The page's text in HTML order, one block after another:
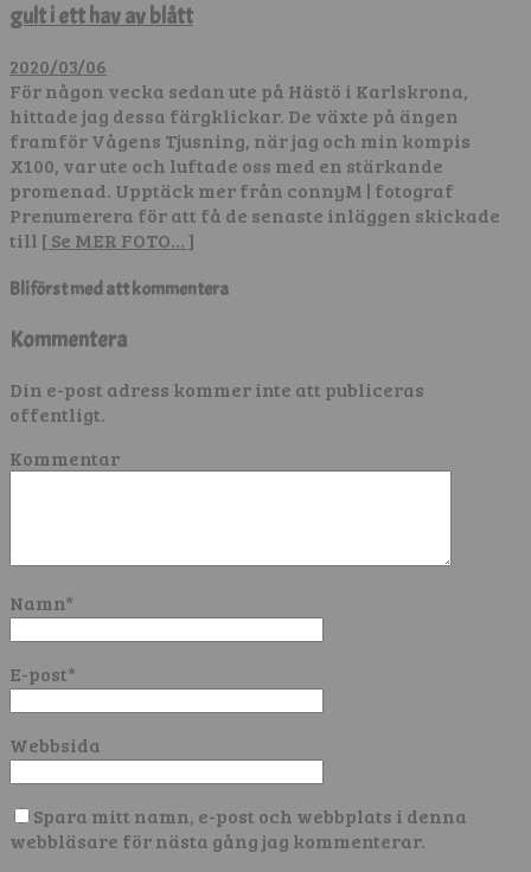
gult i ett hav av blått
2020/03/06
För någon vecka sedan ute på Hästö i Karlskrona,
hittade jag dessa färgklickar. De växte på ängen
framför Vågens Tjusning, när jag och min kompis
X100, var ute och luftade oss med en stärkande
promenad. Upptäck mer från connyM | fotograf
Prenumerera för att få de senaste inläggen skickade
till [ Se MER FOTO… ]
Bli först med att kommentera
Kommentera
Din e-post adress kommer inte att publiceras
offentligt.
Kommentar
Namn*
E-post*
Webbsida
Spara mitt namn, e-post och webbplats i denna
webbläsare för nästa gång jag kommenterar.